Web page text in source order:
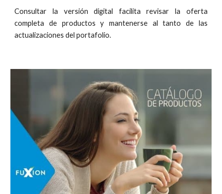
Consultar la versión digital facilita revisar la oferta
completa de productos y mantenerse al tanto de las
actualizaciones del portafolio.